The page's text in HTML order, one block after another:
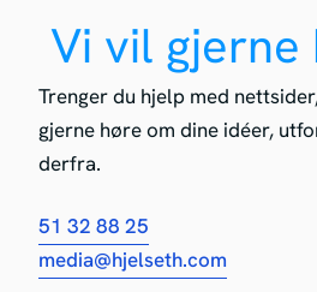
Vi vil gjerne
Trenger du hjelp med
gjerne høre om dine idéer,
derfra.
51 32 88 25
media@hjelseth.com